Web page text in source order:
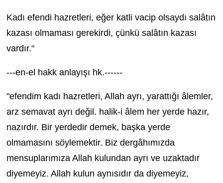
Kadı efendi hazretleri, eğer katli vacip olsaydı salâtın
kazası olmaması gerekirdi, çünkü salâtın kazası
vardır."
---en-el hakk anlayışı hk.------
"efendim kadı hazretleri, Allah ayrı, yarattığı âlemler,
arz semavat ayrı değil. halik-i âlem her yerde hazır,
nazırdır. Bir yerdedir demek, başka yerde
olmamasını söylemektir. Biz dergâhımızda
mensuplarımıza Allah kulundan ayrı ve uzaktadır
diyemeyiz. Allah kulun aynısıdır da diyemeyiz,